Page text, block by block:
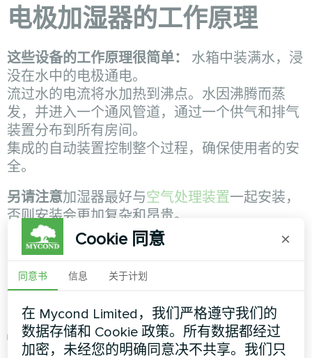
电极加湿器的工作原理
这些设备的工作原理很简单： 水箱中装满水，浸
没在水中的电极通电。
流过水的电流将水加热到沸点。水因沸腾而蒸
发，并进入一个通风管道，通过一个供气和排气
装置分布到所有房间。
集成的自动装置控制整个过程，确保使用者的安
全。
另请注意加湿器最好与空气处理装置一起安装，
否则安装会更加复杂和昂贵。
选择空气加湿器时应考虑的参数
加湿器的容量各不相同，每个设施都需要单独计
算湿度不足。计算时要考虑以下关键参数：
室内空气的预期湿度（在设定温度下）。
Cookie 同意 ×
同意书 信息 关于计划
在 Mycond Limited，我们严格遵守我们的
数据存储和 Cookie 政策。所有数据都经过
加密，未经您的明确同意决不共享。我们只